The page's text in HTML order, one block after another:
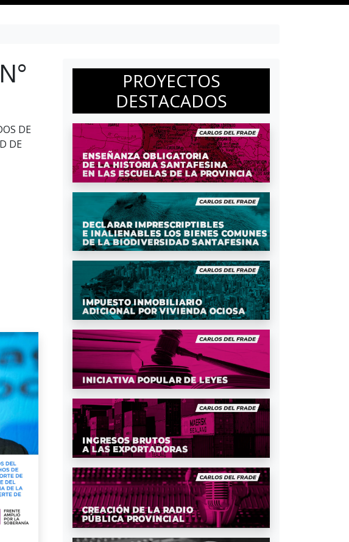
DE
DE
PROYECTOS
DESTACADOS